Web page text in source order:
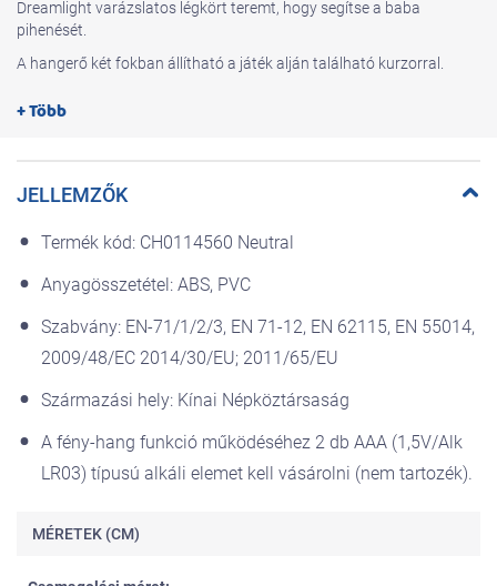
Dreamlight varázslatos légkört teremt, hogy segítse a baba
pihenését.
A hangerő két fokban állítható a játék alján található kurzorral.
klasszikus zene és a New Age dallamok, amelyek elkísérik a babát a
Használható éjszakai lámpaként az éjjeliszekrényen, és kényelmes
nagyobbak.
A ki-be kapcsoláshoz és a zenék közti váltáshoz csak egyszerűen
A nyuszi arca puha műanyagból készült, hogy a gyerekek
könnyebben megfoghassák, és gyengédebb megjelenést is nyújt a
éjszakai fény
éjszakai fény és zene lejátszás együtt
+ Több
JELLEMZŐK
Termék kód: CH0114560 Neutral
Anyagösszetétel: ABS, PVC
Szabvány: EN-71/1/2/3, EN 71-12, EN 62115, EN 55014,
2009/48/EC 2014/30/EU; 2011/65/EU
Származási hely: Kínai Népköztársaság
A fény-hang funkció működéséhez 2 db AAA (1,5V/Alk
LR03) típusú alkáli elemet kell vásárolni (nem tartozék).
MÉRETEK (CM)